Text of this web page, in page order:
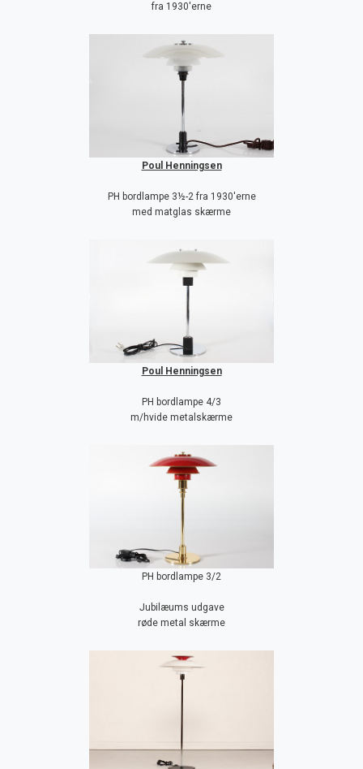
fra 1930'erne
Poul Henningsen
PH bordlampe 3½-2 fra 1930'erne
med matglas skærme
Poul Henningsen
PH bordlampe 4/3
m/hvide metalskærme
PH bordlampe 3/2
Jubilæums udgave
røde metal skærme